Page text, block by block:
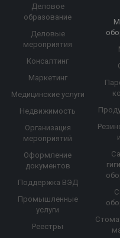
Деловое
образование
Деловые
мероприятия
Консалтинг
Маркетинг
Медицинские услуги
Недвижимость
Организация
мероприятий
Оформление
документов
Поддержка ВЭД
Промышленные
услуги
Реестры